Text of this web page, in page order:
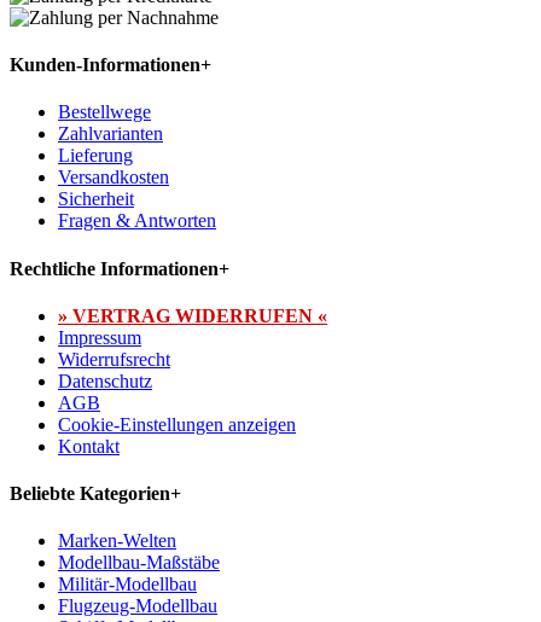
Kunden-Informationen+
Bestellwege
Zahlvarianten
Lieferung
Versandkosten
Sicherheit
Fragen & Antworten
Rechtliche Informationen+
» VERTRAG WIDERRUFEN «
Impressum
Widerrufsrecht
Datenschutz
AGB
Cookie-Einstellungen anzeigen
Kontakt
Beliebte Kategorien+
Marken-Welten
Modellbau-Maßstäbe
Militär-Modellbau
Flugzeug-Modellbau